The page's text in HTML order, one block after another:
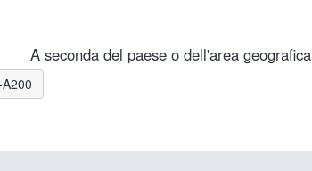
A seconda del paese o dell'area